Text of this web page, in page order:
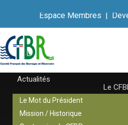
Espace Membres |
Actualités
Le
Le Mot du Président
Mission / Historique